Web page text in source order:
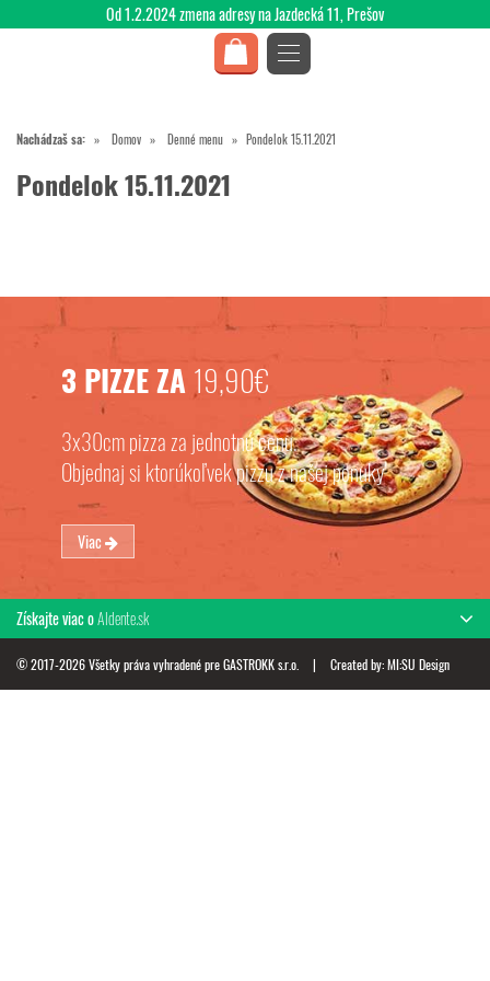
Nachádzaš sa: Domov Denné menu Pondelok 15.11.2021
Pondelok 15.11.2021
3 PIZZE ZA 19,90€
3x30cm pizza za jednotnú cenu.
Objednaj si ktorúkoľvek pizzu z našej ponuky
Viac
Získajte viac oAldente.sk
© 2017-2026 Všetky práva vyhradené pre GASTROKK s.r.o. | Created by:MI:SU Design
Od 1.2.2024 zmena adresy na Jazdecká 11, Prešov